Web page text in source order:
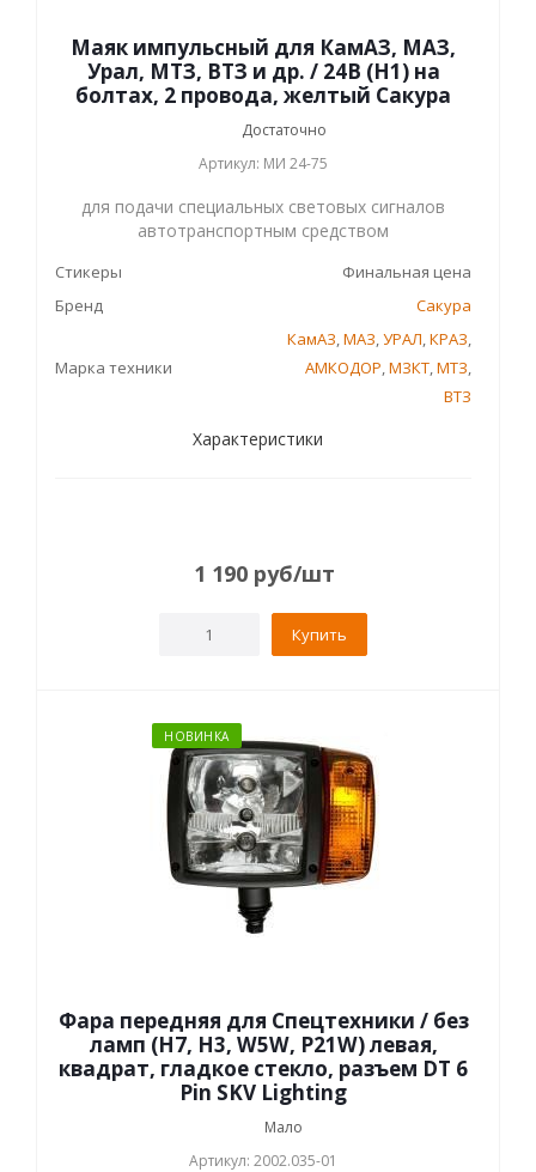
Маяк импульсный для КамАЗ, МАЗ,
Урал, МТЗ, ВТЗ и др. / 24В (Н1) на
болтах, 2 провода, желтый Сакура
Достаточно
Артикул: МИ 24-75
для подачи специальных световых сигналов
автотранспортным средством
Стикеры
Финальная цена
Бренд
Сакура
Марка техники
КамАЗ,МАЗ,УРАЛ,КРАЗ,
АМКОДОР,МЗКТ,МТЗ,
ВТЗ
Характеристики
1 190руб/шт
Купить
НОВИНКА
Фара передняя для Спецтехники / без
ламп (Н7, Н3, W5W, P21W) левая,
квадрат, гладкое стекло, разъем DT 6
Pin SKV Lighting
Мало
Артикул: 2002.035-01